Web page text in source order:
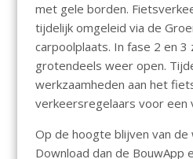
met gele borden.
tijdelijk omgeleid via de
carpoolplaats. In fase 2 en
grotendeels weer open.
werkzaamheden aan het
verkeersregelaars voor een
Op de hoogte blijven van de
Download dan de BouwApp